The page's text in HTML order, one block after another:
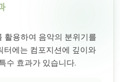
활용하여 음악의 분위기를
터에는 컴포지션에 깊이와
수 효과가 있습니다.